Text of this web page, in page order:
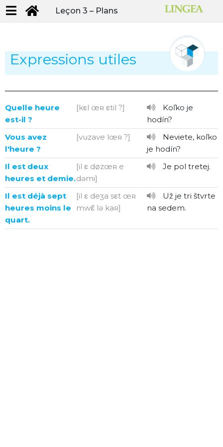
Leçon 3 – Plans
Expressions utiles
Quelle heure
est-il ?
[kεl œʀ εtil ?]
Koľko je
hodín?
Vous avez
l'heure ?
[vuzave lœʀ ?]
Neviete, koľko
je hodín?
Il est deux
heures et demie.
[il ε døzœʀ e
dəmi]
Je pol tretej.
Il est déjà sept
heures moins le
quart.
[il ε deʒa sεt œʀ
mwε̃ lə kaʀ]
Už je tri štvrte
na sedem.